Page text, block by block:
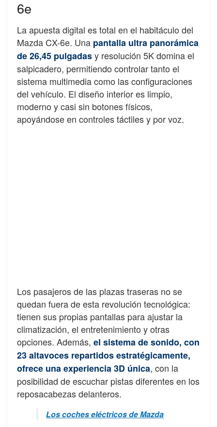
6e
La apuesta digital es total en el habitáculo del
Mazda CX-6e. Una pantalla ultra panorámica
de 26,45 pulgadasy resolución 5K domina el
salpicadero, permitiendo controlar tanto el
sistema multimedia como las configuraciones
del vehículo. El diseño interior es limpio,
moderno y casi sin botones físicos,
apoyándose en controles táctiles y por voz.
Los pasajeros de las plazas traseras no se
quedan fuera de esta revolución tecnológica:
tienen sus propias pantallas para ajustar la
climatización, el entretenimiento y otras
opciones. Además, el sistema de sonido, con
23 altavoces repartidos estratégicamente,
ofrece una experiencia 3D única, con la
posibilidad de escuchar pistas diferentes en los
reposacabezas delanteros.
Los coches eléctricos de Mazda